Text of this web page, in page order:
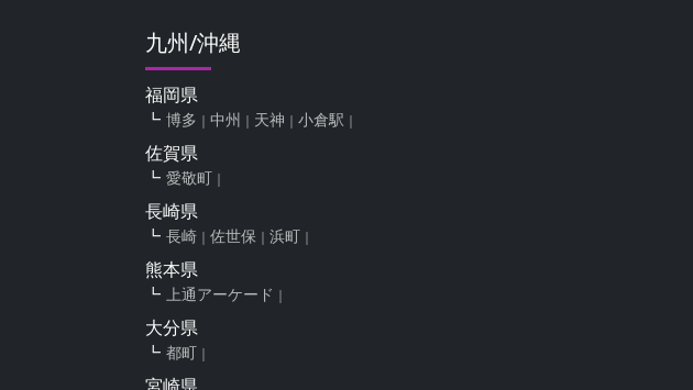
九州/沖縄
福岡県
博多 中州 天神 小倉駅
佐賀県
愛敬町
長崎県
長崎 佐世保 浜町
熊本県
上通アーケード
大分県
都町